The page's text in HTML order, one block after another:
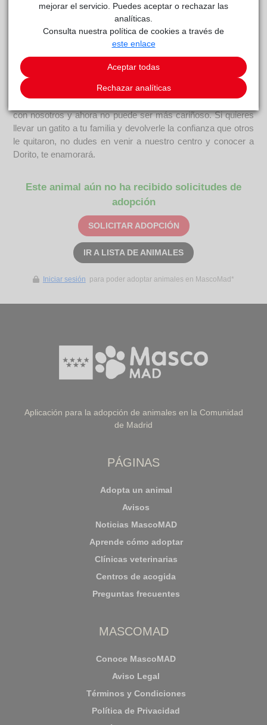
DORITOreside actualmente en el centro de acogida
Centro de Protección Animal.
Carácter
Dorito es un precioso gatito de 6 años que, aunque entró en
nuestro centro con mucho miedo, enseguida cogió confianza
con nosotros y ahora no puede ser más cariñoso. Si quieres
llevar un gatito a tu familia y devolverle la confianza que otros
le quitaron, no dudes en venir a nuestro centro y conocer a
Dorito, te enamorará.
Este animal aún no ha recibido solicitudes de
adopción
SOLICITAR ADOPCIÓN
IR A LISTA DE ANIMALES
Iniciar sesión para poder adoptar animales en MascoMad*
Aplicación para la adopción de animales en la Comunidad
de Madrid
PÁGINAS
Adopta un animal
Avisos
Noticias MascoMAD
Aprende cómo adoptar
Clínicas veterinarias
Centros de acogida
Preguntas frecuentes
MASCOMAD
Conoce MascoMAD
Aviso Legal
Términos y Condiciones
Política de Privacidad
mejorar el servicio. Puedes aceptar o rechazar las
analíticas.
Consulta nuestra política de cookies a través de
este enlace
Aceptar todas
Rechazar analíticas